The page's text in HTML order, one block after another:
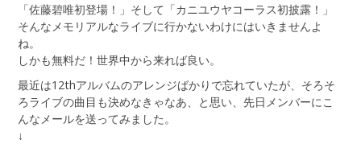
「佐藤碧唯初登場！」そして「カニユウヤコーラス初披露！」
そんなメモリアルなライブに行かないわけにはいきませんよ
ね。
しかも無料だ！世界中から来れば良い。
最近は12thアルバムのアレンジばかりで忘れていたが、そろそ
ろライブの曲目も決めなきゃなあ、と思い、先日メンバーにこ
んなメールを送ってみました。
↓